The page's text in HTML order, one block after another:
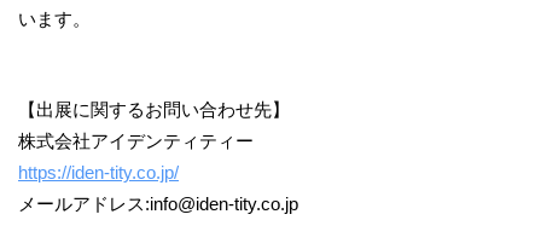
います。
【出展に関するお問い合わせ先】
株式会社アイデンティティー
https://iden-tity.co.jp/
メールアドレス:info@iden-tity.co.jp